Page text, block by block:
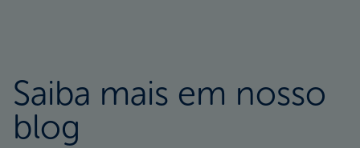
Saiba mais em nosso
blog